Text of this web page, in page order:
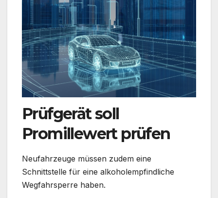
Prüfgerät soll
Promillewert prüfen
Neufahrzeuge müssen zudem eine
Schnittstelle für eine alkoholempfindliche
Wegfahrsperre haben.